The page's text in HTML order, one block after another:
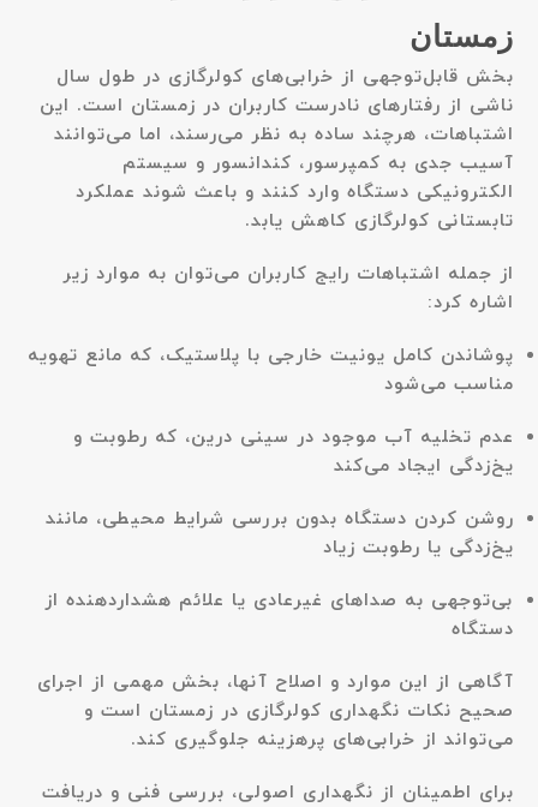
زمستان
بخش قابل‌توجهی از خرابی‌های کولرگازی در طول سال
ناشی از رفتارهای نادرست کاربران در زمستان است. این
اشتباهات، هرچند ساده به نظر می‌رسند، اما می‌توانند
آسیب جدی به کمپرسور، کندانسور و سیستم
الکترونیکی دستگاه وارد کنند و باعث شوند عملکرد
تابستانی کولرگازی کاهش یابد.
از جمله اشتباهات رایج کاربران می‌توان به موارد زیر
اشاره کرد:
پوشاندن کامل یونیت خارجی با پلاستیک، که مانع تهویه
مناسب می‌شود
عدم تخلیه آب موجود در سینی درین، که رطوبت و
یخ‌زدگی ایجاد می‌کند
روشن کردن دستگاه بدون بررسی شرایط محیطی، مانند
یخ‌زدگی یا رطوبت زیاد
بی‌توجهی به صداهای غیرعادی یا علائم هشداردهنده از
دستگاه
آگاهی از این موارد و اصلاح آنها، بخش مهمی از اجرای
صحیح نکات نگهداری کولرگازی در زمستان است و
می‌تواند از خرابی‌های پرهزینه جلوگیری کند.
برای اطمینان از نگهداری اصولی، بررسی فنی و دریافت